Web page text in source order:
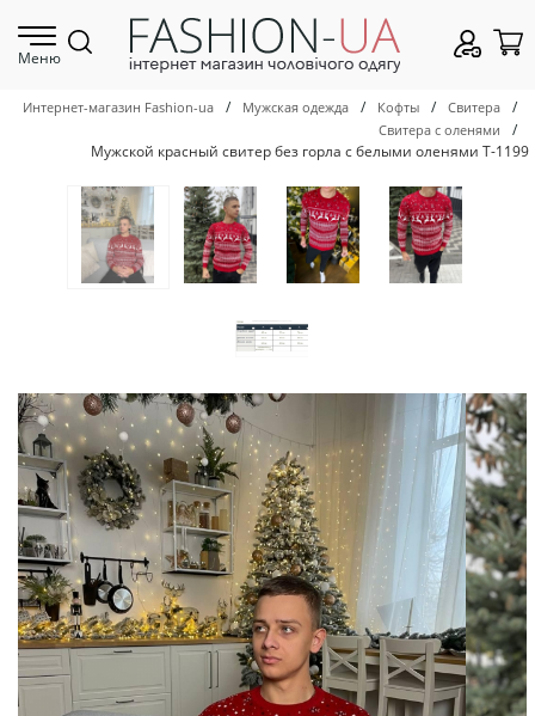
Меню
Интернет-магазин Fashion-ua / Мужская одежда / Кофты / Свитера /
Свитера с оленями
/
Мужской красный свитер без горла с белыми оленями Т-1199